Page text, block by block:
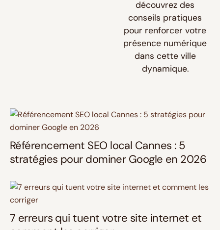
découvrez des
conseils pratiques
pour renforcer votre
présence numérique
dans cette ville
dynamique.
Référencement SEO local Cannes : 5
stratégies pour dominer Google en 2026
7 erreurs qui tuent votre site internet et